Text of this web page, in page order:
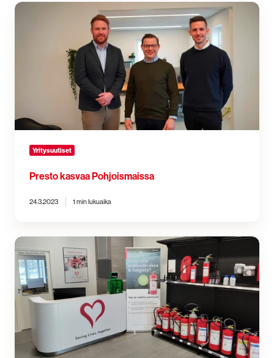
Presto
Yritysuutiset
Presto kasvaa Pohjoismaissa
24.3.2023 1 min lukuaika
Preston
Kuopion
toimipiste
vahvassa
kasvussa